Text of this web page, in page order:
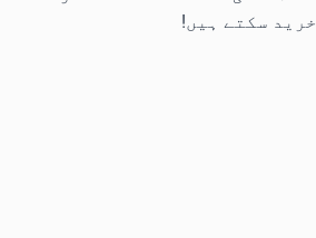
خرید سکتے ہیں!